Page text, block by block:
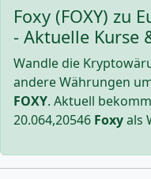
Foxy (FOXY) zu
- Aktuelle Kurse
Wandle die
andere Währungen
FOXY. Aktuell
20.064,20546 Foxyals